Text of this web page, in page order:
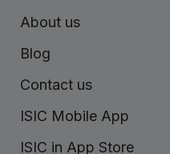
About us
Blog
Contact us
ISIC Mobile App
ISIC in App Store